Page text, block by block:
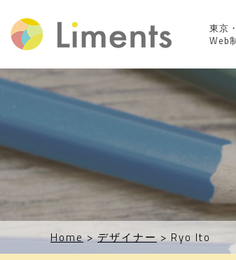
東京
Web
Home>デザイナー> Ryo Ito